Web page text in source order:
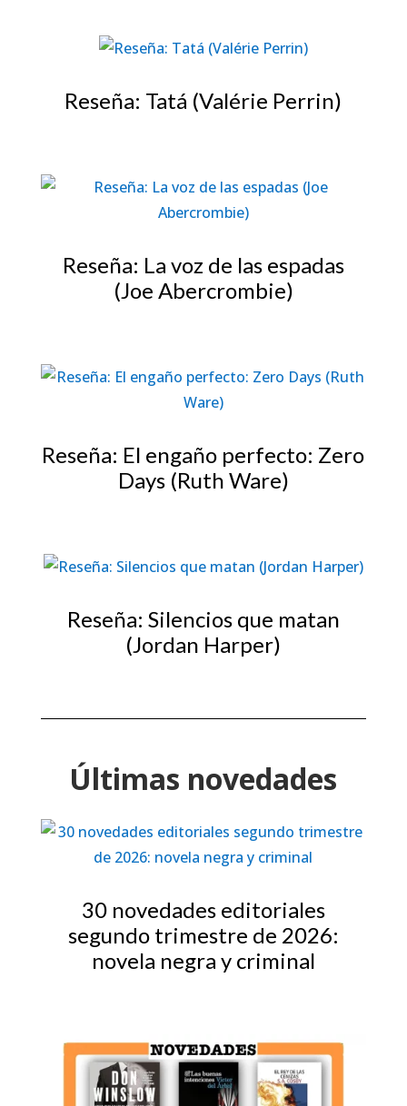
Reseña: Tatá (Valérie Perrin)
Reseña: La voz de las espadas
(Joe Abercrombie)
Reseña: El engaño perfecto: Zero
Days (Ruth Ware)
Reseña: Silencios que matan
(Jordan Harper)
Últimas novedades
30 novedades editoriales
segundo trimestre de 2026:
novela negra y criminal